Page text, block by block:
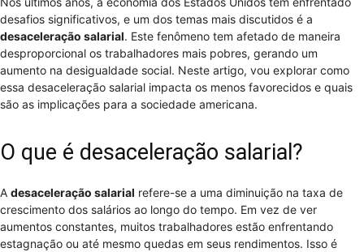
desafios significativos, e um dos temas mais discutidos é a
desaceleração salarial. Este fenômeno tem afetado de maneira
desproporcional os trabalhadores mais pobres, gerando um
aumento na desigualdade social. Neste artigo, vou explorar como
essa desaceleração salarial impacta os menos favorecidos e quais
são as implicações para a sociedade americana.
O que é desaceleração salarial?
A desaceleração salarial refere-se a uma diminuição na taxa de
crescimento dos salários ao longo do tempo. Em vez de ver
aumentos constantes, muitos trabalhadores estão enfrentando
estagnação ou até mesmo quedas em seus rendimentos. Isso é